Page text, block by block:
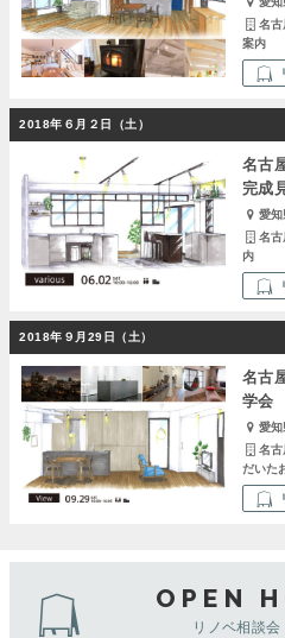
名
案内
2018年６月２日（土）
名古
完成
愛知
名
内
2018年９月29日（土）
名古
学会
愛知
名
だいた
OPEN
リノベ相談会